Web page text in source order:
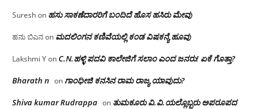
Sureshon ಹಸು ಸಾಕಣೆದಾರರಿಗೆ ಬಂದಿದೆ ಹೊಸ ಹಸಿರು ಮೇವು
ಹನು ಬಿಎನon ಮದಲಿಂಗನ ಕಣಿವೆಯಲ್ಲಿ ಕಂಡ ವಿಷಕನ್ಯೆ ಹೂವು
Lakshmi YonC.N.ಹಳ್ಳಿ ಪದವಿ ಕಾಲೇಜಿಗೆ ಸಲಾಂ‌ ಎಂದ ಜನರು! ಏಕೆ ಗೊತ್ತಾ?
Bharath n onಗಾಂಧೀಜಿ ಕನಸಿನ ರಾಮ ರಾಜ್ಯ ಯಾವುದು?
Shiva kumar Rudrappa on ತುಮಕೂರು‌ ವಿ.ವಿ.ಯಲ್ಲೊಬ್ಬರು ಅಪರೂಪದ